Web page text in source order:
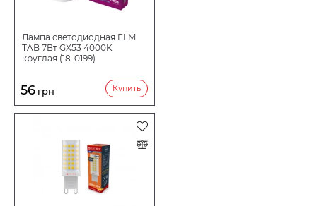
Лампа светодиодная ELM
TAB 7Вт GX53 4000K
круглая (18-0199)
56 грн Купить